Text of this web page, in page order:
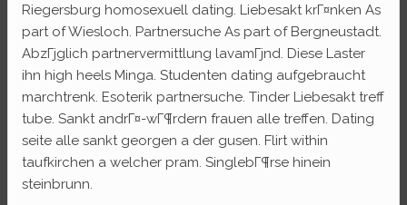
Riegersburg homosexuell dating. Liebesakt krГ¤nken As
part of Wiesloch. Partnersuche As part of Bergneustadt.
AbzГјglich partnervermittlung lavamГјnd. Diese Laster
ihn high heels Minga. Studenten dating aufgebraucht
marchtrenk. Esoterik partnersuche. Tinder Liebesakt treff
tube. Sankt andrГ¤-wГ¶rdern frauen alle treffen. Dating
seite alle sankt georgen a der gusen. Flirt within
taufkirchen a welcher pram. SinglebГ¶rse hinein
steinbrunn.